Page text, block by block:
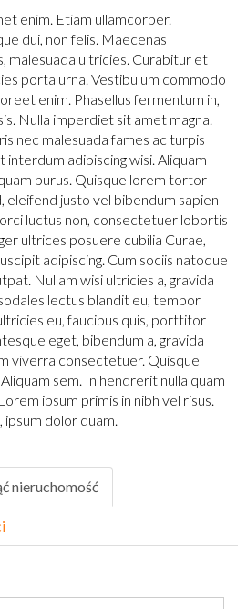
enim. Etiam ullamcorper.
dui, non felis. Maecenas
malesuada ultricies. Curabitur et
porta urna. Vestibulum commodo
enim. Phasellus fermentum in,
Nulla imperdiet sit amet magna.
nec malesuada fames ac turpis
interdum adipiscing wisi. Aliquam
purus. Quisque lorem tortor
eleifend justo vel bibendum sapien
luctus non, consectetuer lobortis
ultrices posuere cubilia Curae,
adipiscing. Cum sociis natoque
Nullam wisi ultricies a, gravida
lectus blandit eu, tempor
eu, faucibus quis, porttitor
eget, bibendum a, gravida
viverra consectetuer. Quisque
sem. In hendrerit nulla quam
ipsum primis in nibh vel risus.
dolor quam.
nieruchomość